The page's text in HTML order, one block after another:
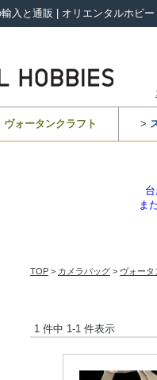
入と通販 | オリエンタルホビー
ヴォータンクラフト >
ま
TOP > カメラバッグ > ヴォー
1 件中 1-1 件表示